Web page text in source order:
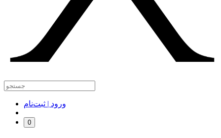
ورود | ثبت‌نام
0